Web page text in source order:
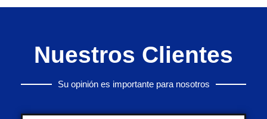
Nuestros Clientes
Su opinión es importante para nosotros